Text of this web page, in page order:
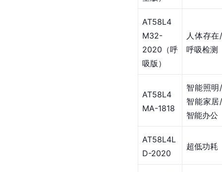
AT58L4
M32-
2020（呼
吸版）
人体存在/
呼吸检测
AT58L4
MA-1818
智能照明/
智能家居/
智能办公
AT58L4L
D-2020
超低功耗